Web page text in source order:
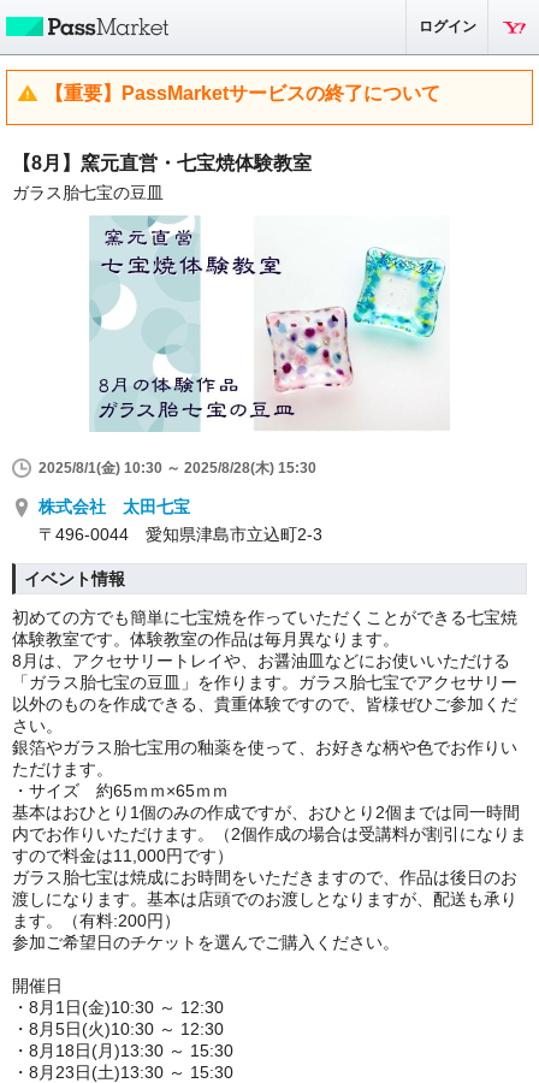
ログイン
【重要】PassMarketサービスの終了について
【8月】窯元直営・七宝焼体験教室
ガラス胎七宝の豆皿
2025/8/1(金) 10:30 ～ 2025/8/28(木) 15:30
株式会社 太田七宝
〒496-0044 愛知県津島市立込町2-3
イベント情報
初めての方でも簡単に七宝焼を作っていただくことができる七宝焼
体験教室です。 体験教室の作品は毎月異なります。
8月は、アクセサリートレイや、お醤油皿などにお使いいただける
「ガラス胎七宝の豆皿」を作ります。ガラス胎七宝でアクセサリー
以外のものを作成できる、貴重体験ですので、皆様ぜひご参加くだ
さい。
銀箔やガラス胎七宝用の釉薬を使って、お好きな柄や色でお作りい
ただけます。
・サイズ 約65ｍｍ×65ｍｍ
基本はおひとり1個のみの作成ですが、おひとり2個までは同一時間
内でお作りいただけます。（2個作成の場合は受講料が割引になりま
すので料金は11,000円です）
ガラス胎七宝は焼成にお時間をいただきますので、作品は後日のお
渡しになります。 基本は店頭でのお渡しとなりますが、配送も承り
ます。（有料:200円）
参加ご希望日のチケットを選んでご購入ください。
開催日
・8月1日(金)10:30 ～ 12:30
・8月5日(火)10:30 ～ 12:30
・8月18日(月)13:30 ～ 15:30
・8月23日(土)13:30 ～ 15:30